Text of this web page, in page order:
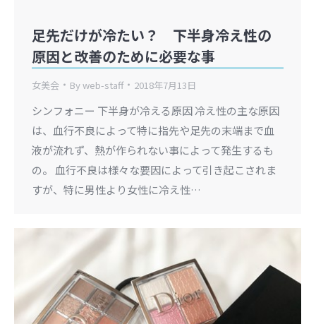
足先だけが冷たい？ 下半身冷え性の
原因と改善のために必要な事
女美会 Byweb-staff 2018年7月13日
シンフォニー 下半身が冷える原因 冷え性の主な原因
は、血行不良によって特に指先や足先の末端まで血
液が流れず、熱が作られない事によって発生するも
の。 血行不良は様々な要因によって引き起こされま
すが、特に男性より女性に冷え性…